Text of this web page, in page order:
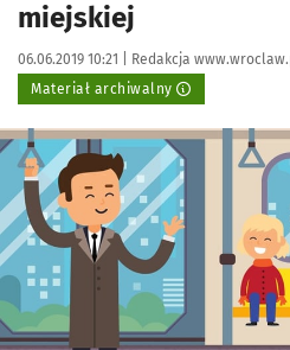
miejskiej
Data publikacji:
06.06.2019 10:21 | Autor:
Redakcja
Materiał archiwalny
Kliknij, aby powiększyć